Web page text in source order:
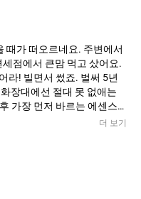
보는 이는 피부 좋다고까지
했습니다.윤조가 파부 장벽
이 곳에서 좋은 가격에 정말
고
때가 떠오르네요. 주변에서
점에서 큰맘 먹고 샀어요.
라! 빌면서 썼죠. 벌써 5년
장대에선 절대 못 없애는
가장 먼저 바르는 에센스
만족할 만큼 잔여감이 남지
해줘요. 이 한 방울이 다음
있도록 길을 열어주는 부스
이는 다른 제품을 100% 흡
더 보기